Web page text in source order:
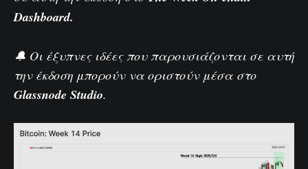
Dashboard.
🔔 Οι έξυπνες ιδέες που παρουσιάζονται σε αυτή
την έκδοση μπορούν να οριστούν μέσα στο
Glassnode Studio.